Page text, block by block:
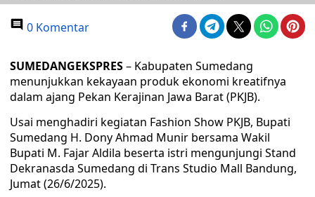
0 Komentar
SUMEDANGEKSPRES– Kabupaten Sumedang
menunjukkan kekayaan produk ekonomi kreatifnya
dalam ajang Pekan Kerajinan Jawa Barat (PKJB).
Usai menghadiri kegiatan Fashion Show PKJB, Bupati
Sumedang H. Dony Ahmad Munir bersama Wakil
Bupati M. Fajar Aldila beserta istri mengunjungi Stand
Dekranasda Sumedang di Trans Studio Mall Bandung,
Jumat (26/6/2025).